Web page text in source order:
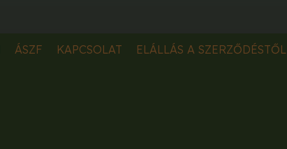
ÁSZF KAPCSOLAT ELÁLLÁS A SZERZŐDÉSTŐL